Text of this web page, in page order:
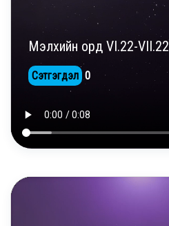
Мэлхийн орд VI.22-VII.22
Сэтгэгдэл 0